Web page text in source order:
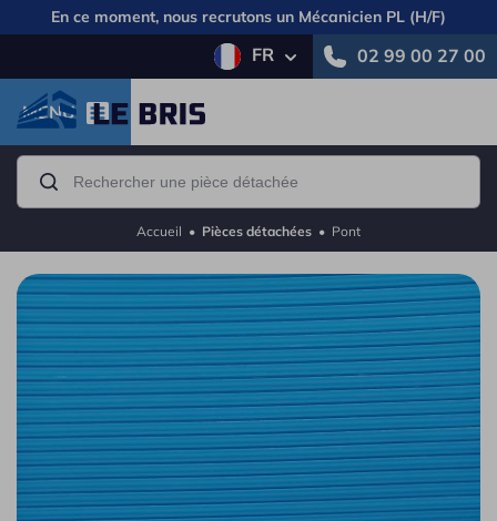
En ce moment, nous recrutons un Mécanicien PL (H/F)
FR 02 99 00 27 00
MENU
Accueil • Pièces détachées • Pont